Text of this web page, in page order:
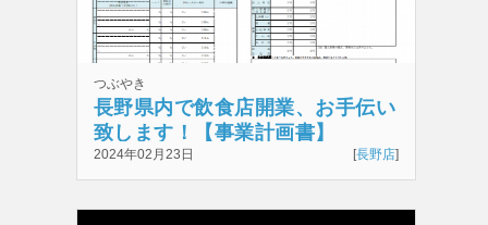
つぶやき
長野県内で飲食店開業、お手伝い
致します！【事業計画書】
2024年02月23日 [長野店]